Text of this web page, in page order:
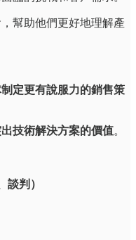
幫助他們更好地理解產
定更有說服力的銷售策
技術解決方案的價值。
談判）